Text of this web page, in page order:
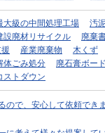
大級の中間処理工場
汚
設廃材リサイクル
廃棄
産業廃棄物
木くず
体ごみ処分
廃石膏ボー
ストダウン
ので、安心して依頼で